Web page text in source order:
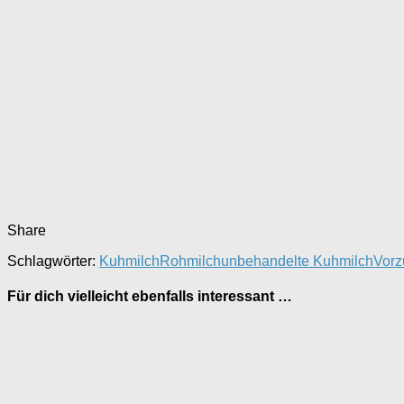
Share
Schlagwörter: KuhmilchRohmilchunbehandelte Kuhmilch
Für dich vielleicht ebenfalls interessant …